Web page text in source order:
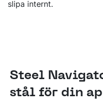
slipa internt.
Steel
stål för din